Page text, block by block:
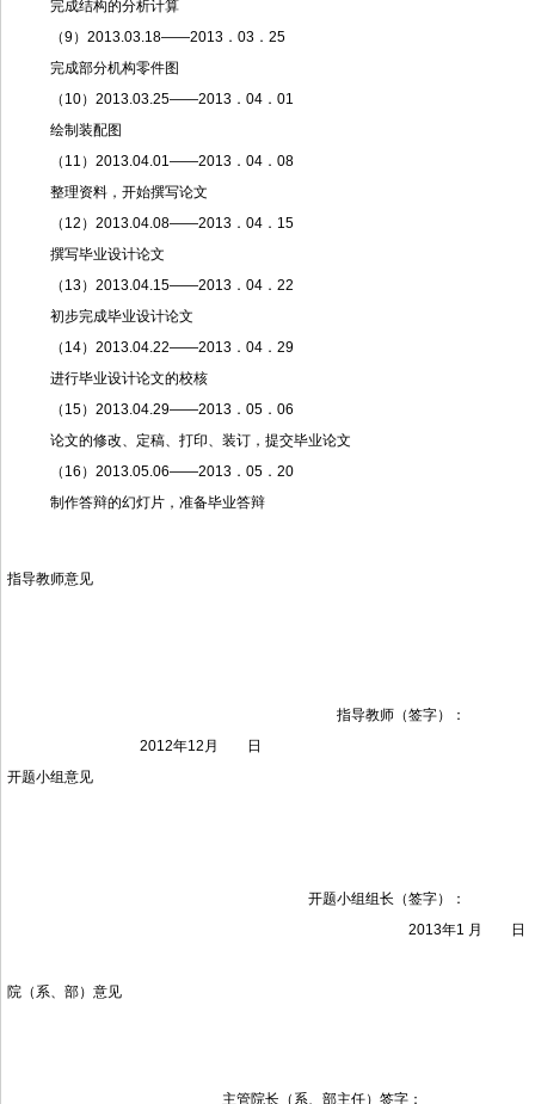
完成结构的分析计算
（9）2013.03.18——2013．03．25
完成部分机构零件图
（10）2013.03.25——2013．04．01
绘制装配图
（11）2013.04.01——2013．04．08
整理资料，开始撰写论文
（12）2013.04.08——2013．04．15
撰写毕业设计论文
（13）2013.04.15——2013．04．22
初步完成毕业设计论文
（14）2013.04.22——2013．04．29
进行毕业设计论文的校核
（15）2013.04.29——2013．05．06
论文的修改、定稿、打印、装订，提交毕业论文
（16）2013.05.06——2013．05．20
制作答辩的幻灯片，准备毕业答辩
指导教师意见
指导教师（签字）：
2012年12月 日
开题小组意见
开题小组组长（签字）：
2013年1 月 日
院（系、部）意见
主管院长（系、部主任）签字：